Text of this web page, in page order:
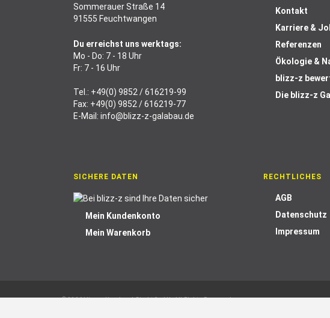
Sommerauer Straße 14
91555 Feuchtwangen
Du erreichst uns werktags:
Mo - Do: 7 - 18 Uhr
Fr: 7 - 16 Uhr
Tel.: +49(0) 9852 / 616219-99
Fax: +49(0) 9852 / 616219-77
E-Mail: info@blizz-z-galabau.de
Kontakt
Karriere &
Referenzen
Ökologie &
blizz-z
Die blizz-z
SICHERE DATEN
Mein Kundenkonto
Mein Warenkorb
RECHTLICHES
AGB
Datenschutz
Impressum
© 2026 blizz-z Handwerk Direkt GmbH. All Rights Reserved.